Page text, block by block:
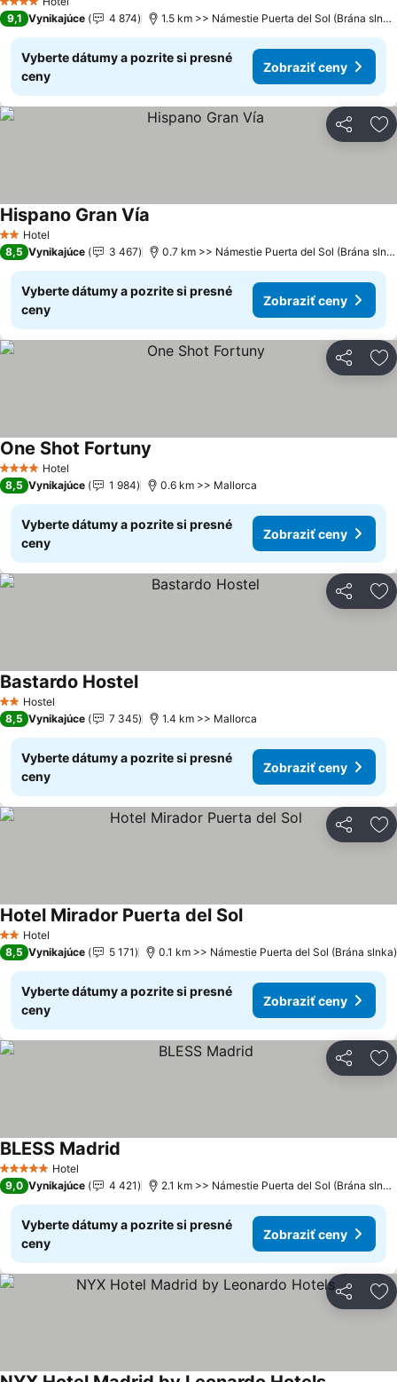
4 Počet hviezdičiek
9,1 Vynikajúce 4 874 1.5 km >> Námestie Puerta del Sol (Brána slnka)
Vyberte dátumy a pozrite si presné
ceny
Zobraziť ceny
Zdieľať
2 Počet hviezdičiek
Hotel
Hispano Gran Vía
8,5 Vynikajúce 3 467 0.7 km >> Námestie Puerta del Sol (Brána slnka)
Vyberte dátumy a pozrite si presné
ceny
Zobraziť ceny
Zdieľať
4 Počet hviezdičiek
Hotel
One Shot Fortuny
8,5 Vynikajúce 1 984 0.6 km >> Mallorca
Vyberte dátumy a pozrite si presné
ceny
Zobraziť ceny
Zdieľať
2 Počet hviezdičiek
Hostel
Bastardo Hostel
8,5 Vynikajúce 7 345 1.4 km >> Mallorca
Vyberte dátumy a pozrite si presné
ceny
Zobraziť ceny
Zdieľať
2 Počet hviezdičiek
Hotel
Hotel Mirador Puerta del Sol
8,5 Vynikajúce 5 171 0.1 km >> Námestie Puerta del Sol (Brána slnka)
Vyberte dátumy a pozrite si presné
ceny
Zobraziť ceny
Zdieľať
5 Počet hviezdičiek
Hotel
BLESS Madrid
9,0 Vynikajúce 4 421 2.1 km >> Námestie Puerta del Sol (Brána slnka)
Vyberte dátumy a pozrite si presné
ceny
Zobraziť ceny
Zdieľať